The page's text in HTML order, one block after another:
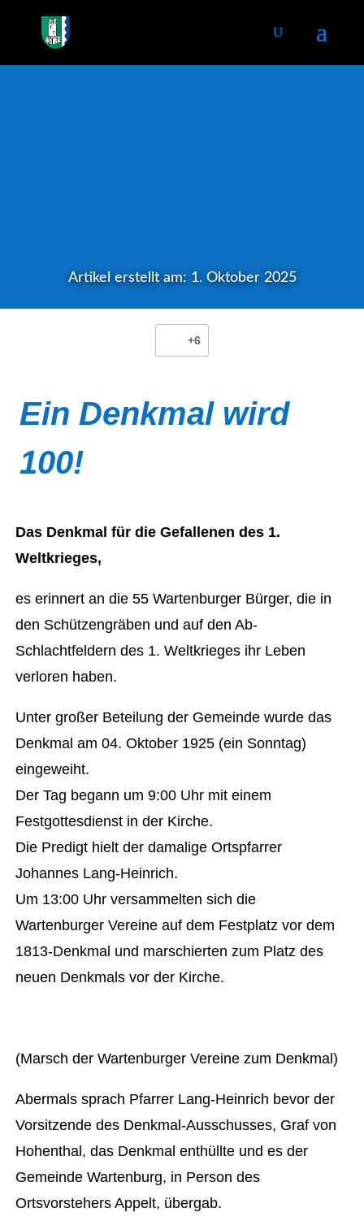
Artikel erstellt am: 1. Oktober 2025
+6
Ein Denkmal wird
100!
Das Denkmal für die Gefallenen des 1.
Weltkrieges,
es erinnert an die 55 Wartenburger Bürger, die in
den Schützengräben und auf den Ab-
Schlachtfeldern des 1. Weltkrieges ihr Leben
verloren haben.
Unter großer Beteilung der Gemeinde wurde das
Denkmal am 04. Oktober 1925 (ein Sonntag)
eingeweiht.
Der Tag begann um 9:00 Uhr mit einem
Festgottesdienst in der Kirche.
Die Predigt hielt der damalige Ortspfarrer
Johannes Lang-Heinrich.
Um 13:00 Uhr versammelten sich die
Wartenburger Vereine auf dem Festplatz vor dem
1813-Denkmal und marschierten zum Platz des
neuen Denkmals vor der Kirche.
(Marsch der Wartenburger Vereine zum Denkmal)
Abermals sprach Pfarrer Lang-Heinrich bevor der
Vorsitzende des Denkmal-Ausschusses, Graf von
Hohenthal, das Denkmal enthüllte und es der
Gemeinde Wartenburg, in Person des
Ortsvorstehers Appelt, übergab.